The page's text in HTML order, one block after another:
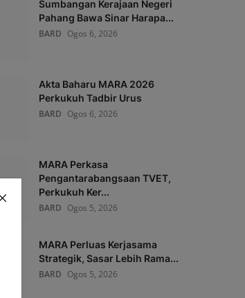
Sumbangan Kerajaan Negeri
Pahang Bawa Sinar Harapa...
BARD Ogos 6, 2026
Akta Baharu MARA 2026
Perkukuh Tadbir Urus
BARD Ogos 6, 2026
MARA Perkasa
Pengantarabangsaan TVET,
Perkukuh Ker...
BARD Ogos 5, 2026
MARA Perluas Kerjasama
Strategik, Sasar Lebih Rama...
BARD Ogos 5, 2026